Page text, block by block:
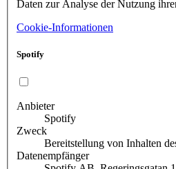
Daten zur Analyse der Nutzung
Cookie-Informationen
Spotify
Anbieter
Spotify
Zweck
Bereitstellung von Inhalten
Datenempfänger